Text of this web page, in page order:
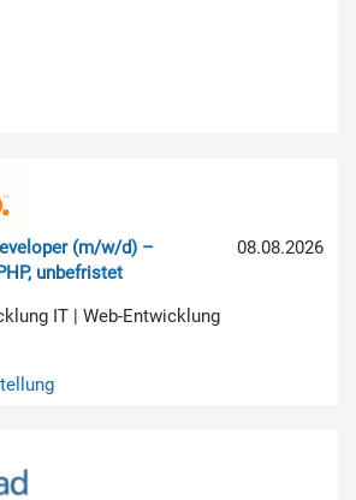
08.08.2026
(m/w/d) –
unbefristet
IT | Web-Entwicklung